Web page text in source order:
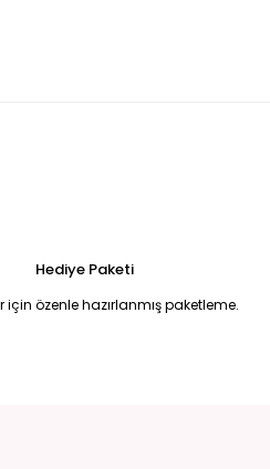
Hediye Paketi
için özenle hazırlanmış paketleme.